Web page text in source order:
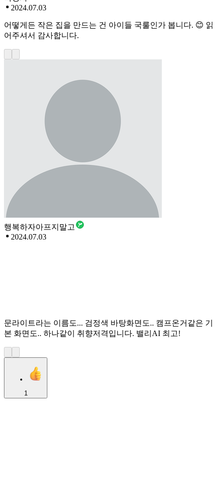
2024.07.03
어떻게든 작은 집을 만드는 건 아이들 국룰인가 봅니다. 😊 읽
어주셔서 감사합니다.
행복하자아프지말고
2024.07.03
문라이트라는 이름도... 검정색 바탕화면도.. 캠프온거같은 기
본 화면도.. 하나같이 취향저격입니다. 밸리AI 최고!
1